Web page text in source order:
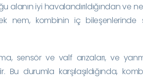
alanın iyi havalandırıldığından ve
nem, kombinin iç bileşenlerinde
sensör ve valf arızaları, ve
durumla karşılaşıldığında,